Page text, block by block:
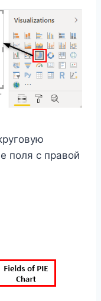
поля с правой